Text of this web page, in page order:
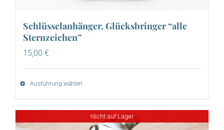
Schlüsselanhänger, Glücksbringer “alle
Sternzeichen”
15,00 €
Ausführung wählen
Nicht auf Lager